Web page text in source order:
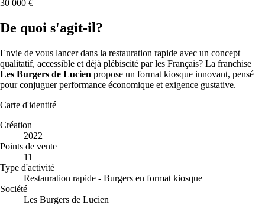
30 000 €
De quoi s'agit-il?
Envie de vous lancer dans la restauration rapide avec un concept
qualitatif, accessible et déjà plébiscité par les Français? La franchise
Les Burgers de Lucien propose un format kiosque innovant, pensé
pour conjuguer performance économique et exigence gustative.
Carte d'identité
Création
2022
Points de vente
11
Type d'activité
Restauration rapide - Burgers en format kiosque
Société
Les Burgers de Lucien